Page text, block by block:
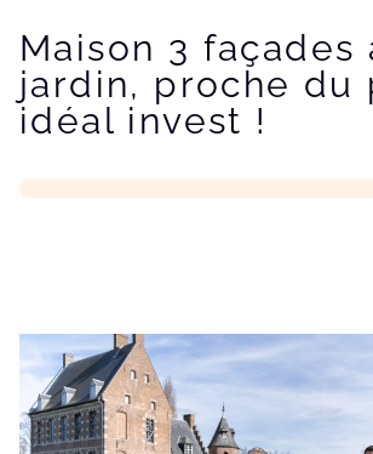
Maison 3 façades
jardin, proche du
idéal invest !